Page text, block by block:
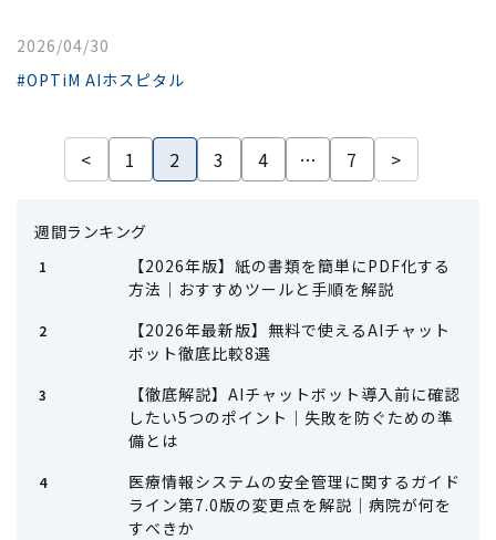
2026/04/30
#OPTiM AIホスピタル
< 1 2 3 4 … 7 >
週間ランキング
【2026年版】紙の書類を簡単にPDF化する
方法｜おすすめツールと手順を解説
【2026年最新版】無料で使えるAIチャット
ボット徹底比較8選
【徹底解説】AIチャットボット導入前に確認
したい5つのポイント｜失敗を防ぐための準
備とは
医療情報システムの安全管理に関するガイド
ライン第7.0版の変更点を解説｜病院が何を
すべきか